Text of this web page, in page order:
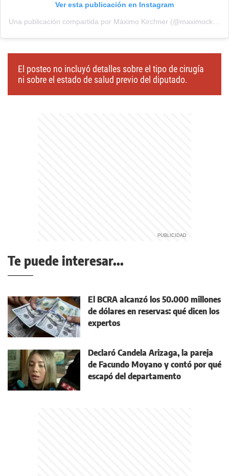
Ver esta publicación en Instagram
Una publicación compartida por Máximo Kirchner (@maximockirchner)
El posteo no incluyó detalles sobre el tipo de cirugía
ni sobre el estado de salud previo del diputado.
Te puede interesar...
El BCRA alcanzó los 50.000 millones
de dólares en reservas: qué dicen los
expertos
Declaró Candela Arizaga, la pareja
de Facundo Moyano y contó por qué
escapó del departamento